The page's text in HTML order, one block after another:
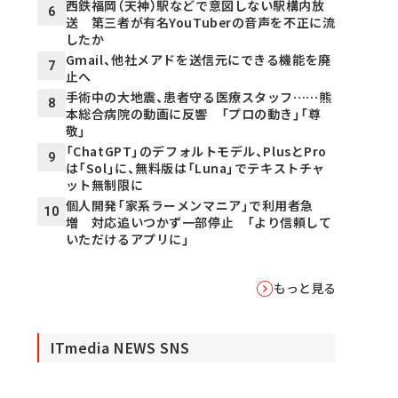
6
西鉄福岡（天神）駅などで意図しない駅構内放
送 第三者が有名YouTuberの音声を不正に流
したか
7
Gmail、他社メアドを送信元にできる機能を廃
止へ
8
手術中の大地震、患者守る医療スタッフ……熊
本総合病院の動画に反響 「プロの動き」「尊
敬」
9
「ChatGPT」のデフォルトモデル、PlusとPro
は「Sol」に、無料版は「Luna」でテキストチャ
ット無制限に
10 個人開発「家系ラーメンマニア」で利用者急
増 対応追いつかず一部停止 「より信頼して
いただけるアプリに」
もっと見る
ITmedia NEWS SNS